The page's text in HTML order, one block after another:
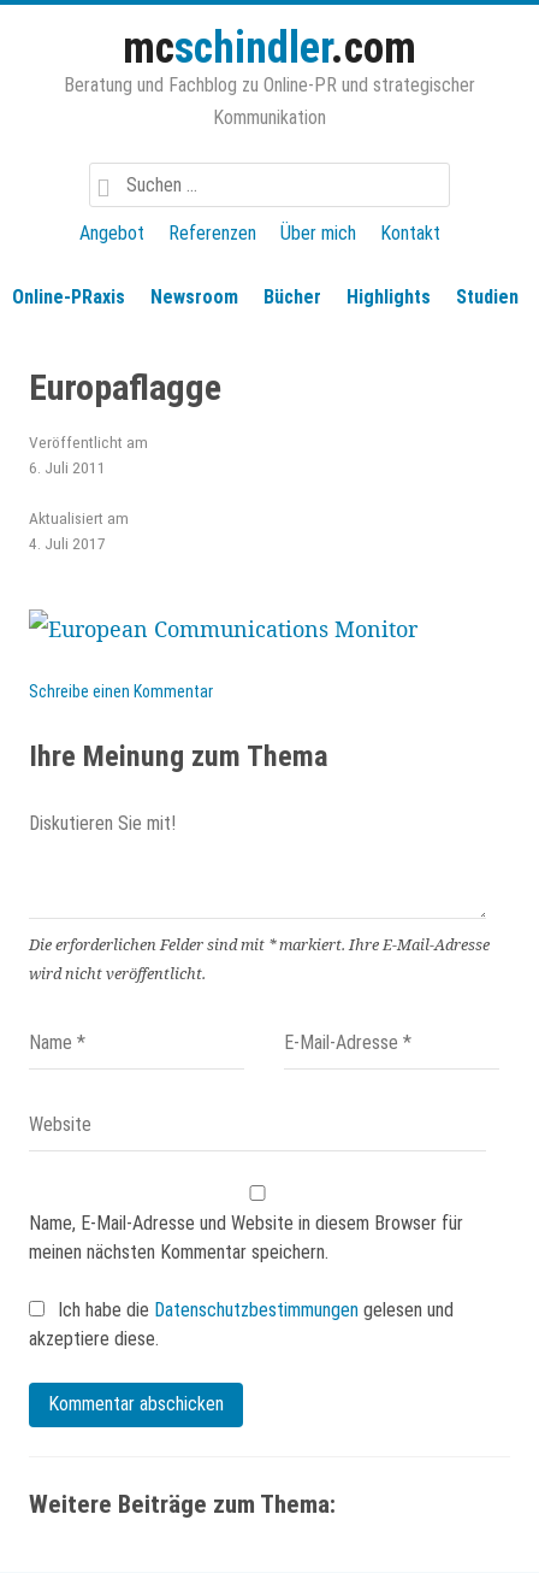
mcschindler.com
Beratung und Fachblog zu Online-PR und strategischer
Kommunikation
Suchen
nach:
Angebot
Referenzen Über mich Kontakt
Online-PRaxis Newsroom Bücher Highlights Studien
Europaflagge
Veröffentlicht am
6. Juli 2011
Aktualisiert am
4. Juli 2017
Schreibe einen Kommentar
Ihre Meinung zum Thema
Die erforderlichen Felder sind mit *markiert.Ihre E-Mail-Adresse
wird nicht veröffentlicht.
Name, E-Mail-Adresse und Website in diesem Browser für
meinen nächsten Kommentar speichern.
Ich habe die Datenschutzbestimmungen gelesen und
akzeptiere diese.
Weitere Beiträge zum Thema: